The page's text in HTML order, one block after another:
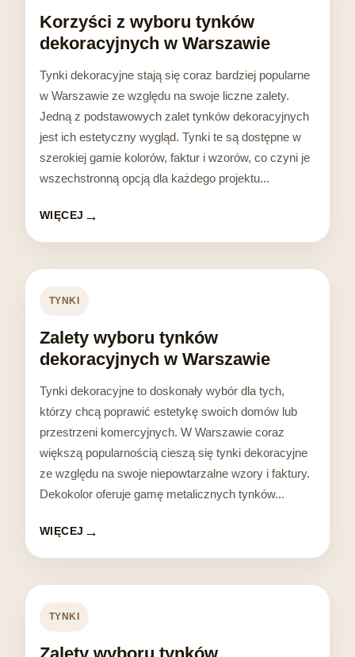
Korzyści z wyboru tynków
dekoracyjnych w Warszawie
Tynki dekoracyjne stają się coraz bardziej popularne
w Warszawie ze względu na swoje liczne zalety.
Jedną z podstawowych zalet tynków dekoracyjnych
jest ich estetyczny wygląd. Tynki te są dostępne w
szerokiej gamie kolorów, faktur i wzorów, co czyni je
wszechstronną opcją dla każdego projektu...
WIĘCEJ
TYNKI
Zalety wyboru tynków
dekoracyjnych w Warszawie
Tynki dekoracyjne to doskonały wybór dla tych,
którzy chcą poprawić estetykę swoich domów lub
przestrzeni komercyjnych. W Warszawie coraz
większą popularnością cieszą się tynki dekoracyjne
ze względu na swoje niepowtarzalne wzory i faktury.
Dekokolor oferuje gamę metalicznych tynków...
WIĘCEJ
TYNKI